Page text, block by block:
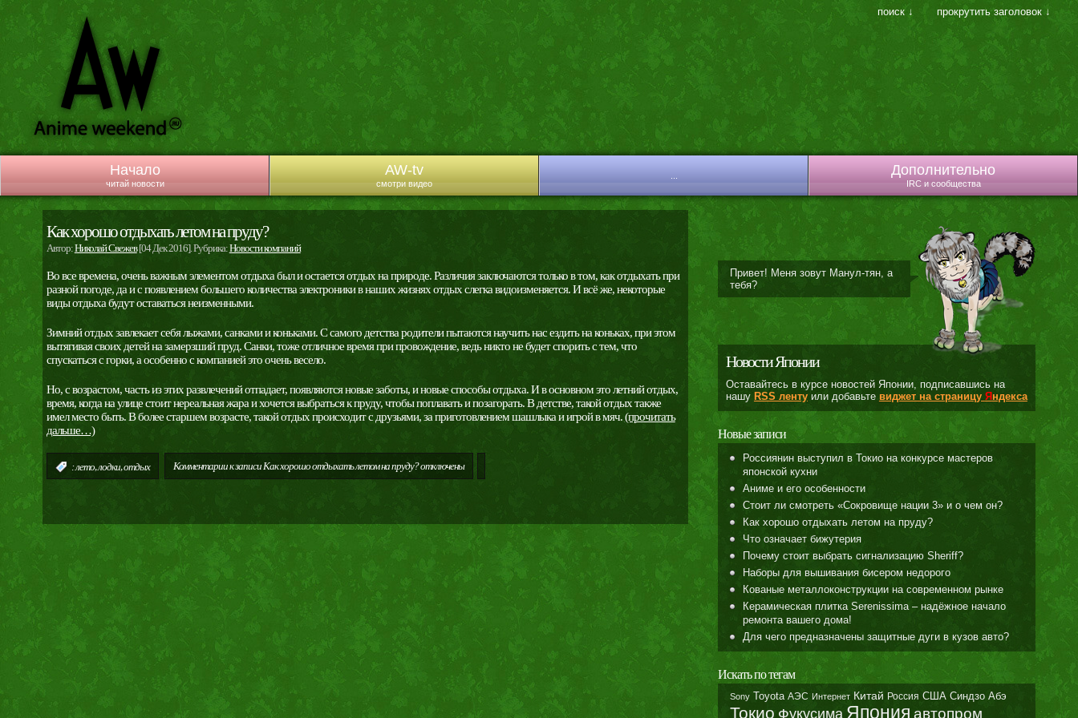
Начало
читай новости
AW-tv
смотри видео
Дополнительно
IRC и сообщества
поиск ↓ прокрутить заголовок ↓
Как хорошо отдыхать летом на пруду?
Автор:Николай Свежев[04 Дек 2016]. Рубрика:Новости компаний
Во все времена, очень важным элементом отдыха был и остается отдых на природе. Различия заключаются только в том, как отдыхать при
разной погоде, да и с появлением большего количества электроники в наших жизнях отдых слегка видоизменяется. И всё же, некоторые
виды отдыха будут оставаться неизменными.
Зимний отдых завлекает себя лыжами, санками и коньками. С самого детства родители пытаются научить нас ездить на коньках, при этом
вытягивая своих детей на замерзший пруд. Санки, тоже отличное время при провождение, ведь никто не будет спорить с тем, что
спускаться с горки, а особенно с компанией это очень весело.
Но, с возрастом, часть из этих развлечений отпадает, появляются новые заботы, и новые способы отдыха. И в основном это летний отдых,
время, когда на улице стоит нереальная жара и хочется выбраться к пруду, чтобы поплавать и позагорать. В детстве, такой отдых также
имел место быть. В более старшем возрасте, такой отдых происходит с друзьями, за приготовлением шашлыка и игрой в мяч.(прочитать
дальше…)
:лето,лодки,отдых Комментариик записи Как хорошо отдыхать летом на пруду?отключены
Привет! Меня зовут Манул-тян, а
тебя?
Новости Японии
Оставайтесь в курсе новостей Японии, подписавшись на
нашу RSS лентуили добавьте виджет на страницу Яндекса
Новые записи
Россиянин выступил в Токио на конкурсе мастеров
японской кухни
Аниме и его особенности
Стоит ли смотреть «Сокровище нации 3» и о чем он?
Как хорошо отдыхать летом на пруду?
Что означает бижутерия
Почему стоит выбрать сигнализацию Sheriff?
Наборы для вышивания бисером недорого
Кованые металлоконструкции на современном рынке
Керамическая плитка Serenissima – надёжное начало
ремонта вашего дома!
Для чего предназначены защитные дуги в кузов авто?
Искать по тегам
Sony Toyota АЭС Интернет Китай Россия США Синдзо Абэ
Токио Фукусима Япония автопром